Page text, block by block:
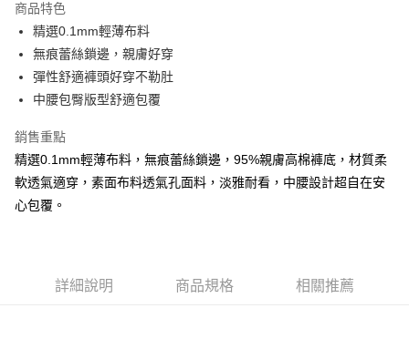
Apple Pay
街口支付
悠遊付
AFTEE先享後付
相關說明
AFTEE先享後付是「在收到商品之後才付款」的支付方式。 讓您購物簡單
便利好安心！
【「AFTEE先享後付」結帳流程】
ATM付款
每筆NT$80，滿NT$899(含以上)免運費
商品特色
精選0.1mm輕薄布料
無痕蕾絲鎖邊，親膚好穿
彈性舒適褲頭好穿不勒肚
中腰包臀版型舒適包覆
銷售重點
精選0.1mm輕薄布料，無痕蕾絲鎖邊，95%親膚高棉褲底，材質柔
軟透氣適穿，素面布料透氣孔面料，淡雅耐看，中腰設計超自在安
心包覆。
詳細說明 商品規格 相關推薦